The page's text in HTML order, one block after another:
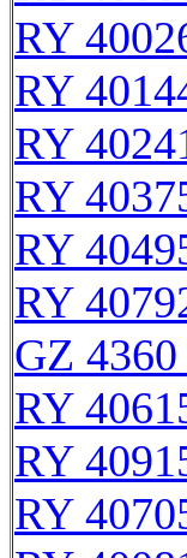
RY
RY
RY
RY
RY
RY
GZ
RY
RY
RY